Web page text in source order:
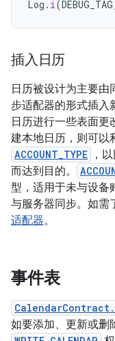
Log . i(DEBUG_TAG,
插入日历
日历被设计为主要由
步适配器的形式插入
日历进行一些表面
建本地日历，则可以
ACCOUNT_TYPE
，
而达到目的。
型，适用于未与设备
与服务器同步。如需
适配器。
事件表
如要添加、更新或删